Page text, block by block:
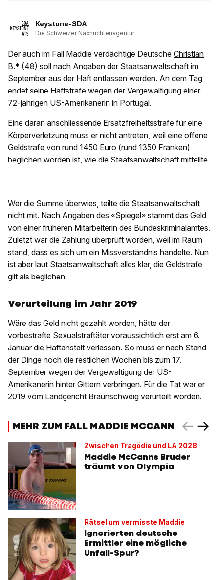
Keystone-SDA
Die Schweizer Nachrichtenagentur
Der auch im Fall Maddie verdächtige Deutsche Christian
B.* (48) soll nach Angaben der Staatsanwaltschaft im
September aus der Haft entlassen werden. An dem Tag
endet seine Haftstrafe wegen der Vergewaltigung einer
72-jährigen US-Amerikanerin in Portugal.
Eine daran anschliessende Ersatzfreiheitsstrafe für eine
Körperverletzung muss er nicht antreten, weil eine offene
Geldstrafe von rund 1450 Euro (rund 1350 Franken)
beglichen worden ist, wie die Staatsanwaltschaft mitteilte.
Wer die Summe überwies, teilte die Staatsanwaltschaft
nicht mit. Nach Angaben des «Spiegel» stammt das Geld
von einer früheren Mitarbeiterin des Bundeskriminalamtes.
Zuletzt war die Zahlung überprüft worden, weil im Raum
stand, dass es sich um ein Missverständnis handelte. Nun
ist aber laut Staatsanwaltschaft alles klar, die Geldstrafe
gilt als beglichen.
Verurteilung im Jahr 2019
Wäre das Geld nicht gezahlt worden, hätte der
vorbestrafte Sexualstraftäter voraussichtlich erst am 6.
Januar die Haftanstalt verlassen. So muss er nach Stand
der Dinge noch die restlichen Wochen bis zum 17.
September wegen der Vergewaltigung der US-
Amerikanerin hinter Gittern verbringen. Für die Tat war er
2019 vom Landgericht Braunschweig verurteilt worden.
MEHR ZUM FALL MADDIE MCCANN
Zwischen Tragödie und LA 2028
Maddie McCanns Bruder
träumt von Olympia
Rätsel um vermisste Maddie
Ignorierten deutsche
Ermittler eine mögliche
Unfall-Spur?